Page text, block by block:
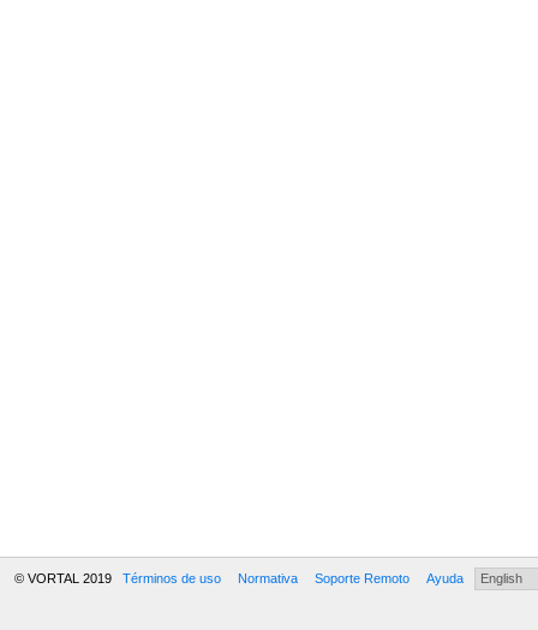
© VORTAL 2019 Términos de uso Normativa Soporte Remoto Ayuda